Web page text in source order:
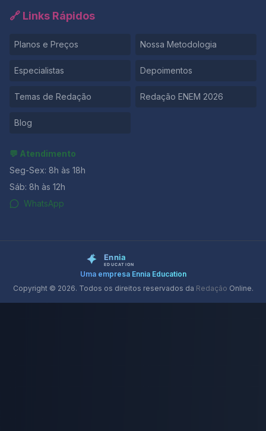
🔗 Links Rápidos
Planos e Preços Nossa Metodologia
Especialistas Depoimentos
Temas de Redação Redação ENEM 2026
Blog
💬 Atendimento
Seg-Sex: 8h às 18h
Sáb: 8h às 12h
WhatsApp
Uma empresa Ennia Education
Copyright © 2026. Todos os direitos reservados da Redação Online.